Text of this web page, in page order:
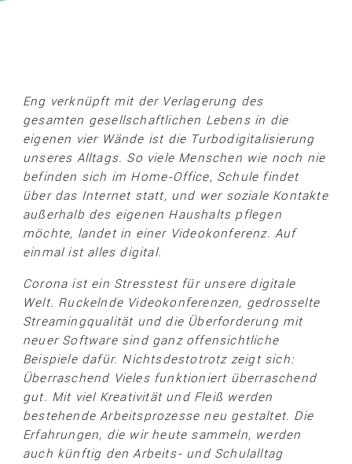
Eng verknüpft mit der Verlagerung des
gesamten gesellschaftlichen Lebens in die
eigenen vier Wände ist die Turbodigitalisierung
unseres Alltags. So viele Menschen wie noch nie
befinden sich im Home-Office, Schule findet
über das Internet statt, und wer soziale Kontakte
außerhalb des eigenen Haushalts pflegen
möchte, landet in einer Videokonferenz. Auf
einmal ist alles digital.
Corona ist ein Stresstest für unsere digitale
Welt. Ruckelnde Videokonferenzen, gedrosselte
Streamingqualität und die Überforderung mit
neuer Software sind ganz offensichtliche
Beispiele dafür. Nichtsdestotrotz zeigt sich:
Überraschend Vieles funktioniert überraschend
gut. Mit viel Kreativität und Fleiß werden
bestehende Arbeitsprozesse neu gestaltet. Die
Erfahrungen, die wir heute sammeln, werden
auch künftig den Arbeits- und Schulalltag